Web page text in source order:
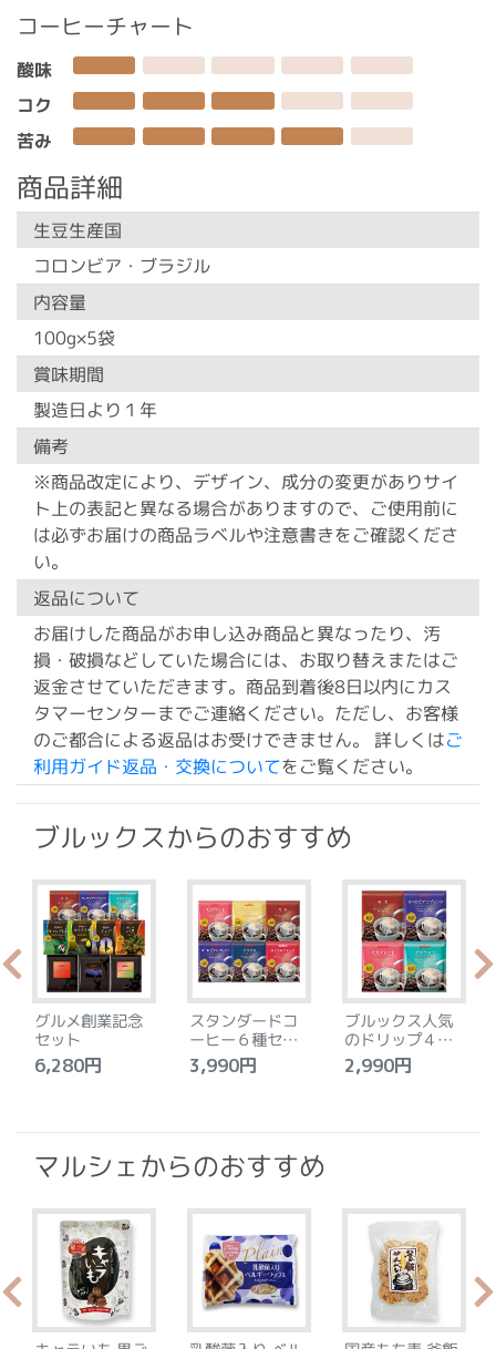
コーヒーチャート
酸味
コク
苦み
商品詳細
生豆生産国
コロンビア・ブラジル
内容量
100g×5袋
賞味期間
製造日より１年
備考
※商品改定により、デザイン、成分の変更がありサイ
ト上の表記と異なる場合がありますので、ご使用前に
は必ずお届けの商品ラベルや注意書きをご確認くださ
い。
返品について
お届けした商品がお申し込み商品と異なったり、汚
損・破損などしていた場合には、お取り替えまたはご
返金させていただきます。商品到着後8日以内にカス
タマーセンターまでご連絡ください。ただし、お客様
のご都合による返品はお受けできません。 詳しくはご
利用ガイド返品・交換についてをご覧ください。
ブルックスからのおすすめ
グルメ創業記念
セット
6,280円
スタンダードコ
ーヒー６種セッ
ト
3,990円
ブルックス人気
のドリップ４種
セット
2,990円
マルシェからのおすすめ